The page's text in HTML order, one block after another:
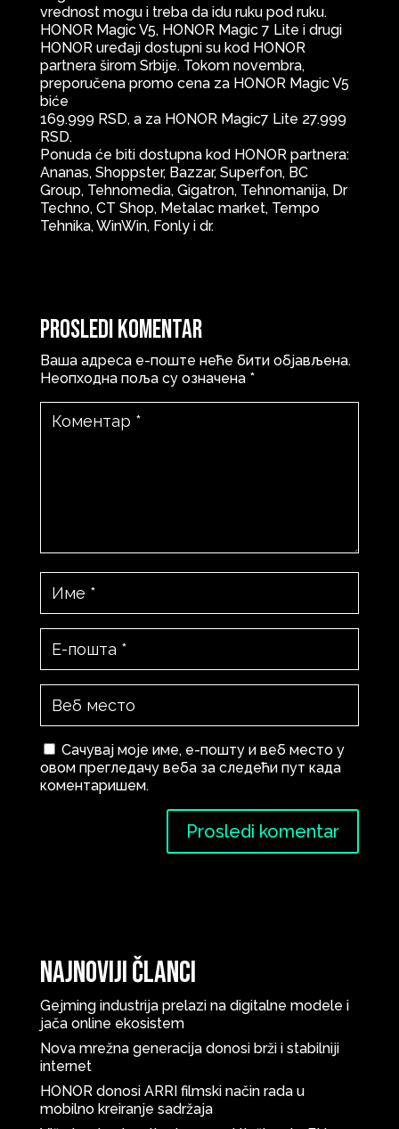
vrednost mogu i treba da idu ruku pod ruku.
HONOR Magic V5, HONOR Magic 7 Lite i drugi
HONOR uređaji dostupni su kod HONOR
partnera širom Srbije. Tokom novembra,
preporučena promo cena za HONOR Magic V5
biće
169.999 RSD, a za HONOR Magic7 Lite 27.999
RSD.
Ponuda će biti dostupna kod HONOR partnera:
Ananas, Shoppster, Bazzar, Superfon, BC
Group, Tehnomedia, Gigatron, Tehnomanija, Dr
Techno, CT Shop, Metalac market, Tempo
Tehnika, WinWin, Fonly i dr.
Prosledi komentar
Ваша адреса е-поште неће бити објављена.
Неопходна поља су означена *
Сачувај моје име, е-пошту и веб место у
овом прегледачу веба за следећи пут када
коментаришем.
Najnoviji članci
Gejming industrija prelazi na digitalne modele i
jača online ekosistem
Nova mrežna generacija donosi brži i stabilniji
internet
HONOR donosi ARRI filmski način rada u
mobilno kreiranje sadržaja